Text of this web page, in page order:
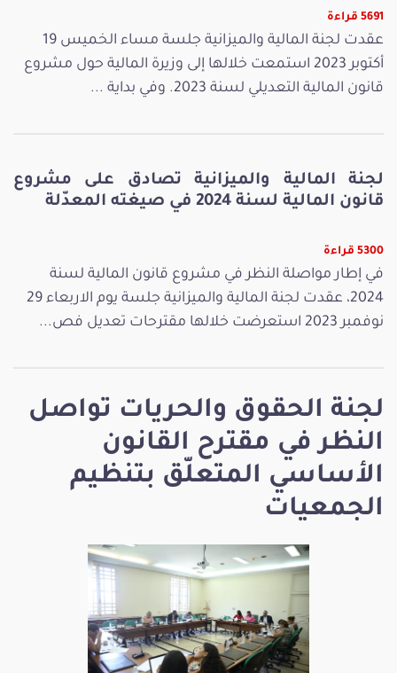
لجنة الحقوق والحريات تواصل
النظر في مقترح القانون
الأساسي المتعلّق بتنظيم
الجمعيات
5691 قراءة
عقدت لجنة المالية والميزانية جلسة مساء الخميس 19
أكتوبر 2023 استمعت خلالها إلى وزيرة المالية حول مشروع
قانون المالية التعديلي لسنة 2023. وفي بداية ...
لجنة المالية والميزانية تصادق على مشروع
قانون المالية لسنة 2024 في صيغته المعدّلة
5300 قراءة
في إطار مواصلة النظر في مشروع قانون المالية لسنة
2024، عقدت لجنة المالية والميزانية جلسة يوم الاربعاء 29
نوفمبر 2023 استعرضت خلالها مقترحات تعديل فص...